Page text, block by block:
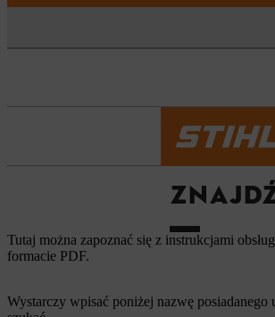
Tutaj można zapoznać się z instrukcjami
formacie PDF.
Wystarczy wpisać poniżej nazwę